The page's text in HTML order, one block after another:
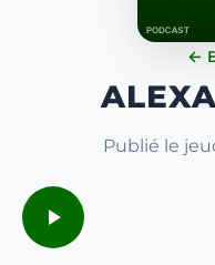
←
Publié le